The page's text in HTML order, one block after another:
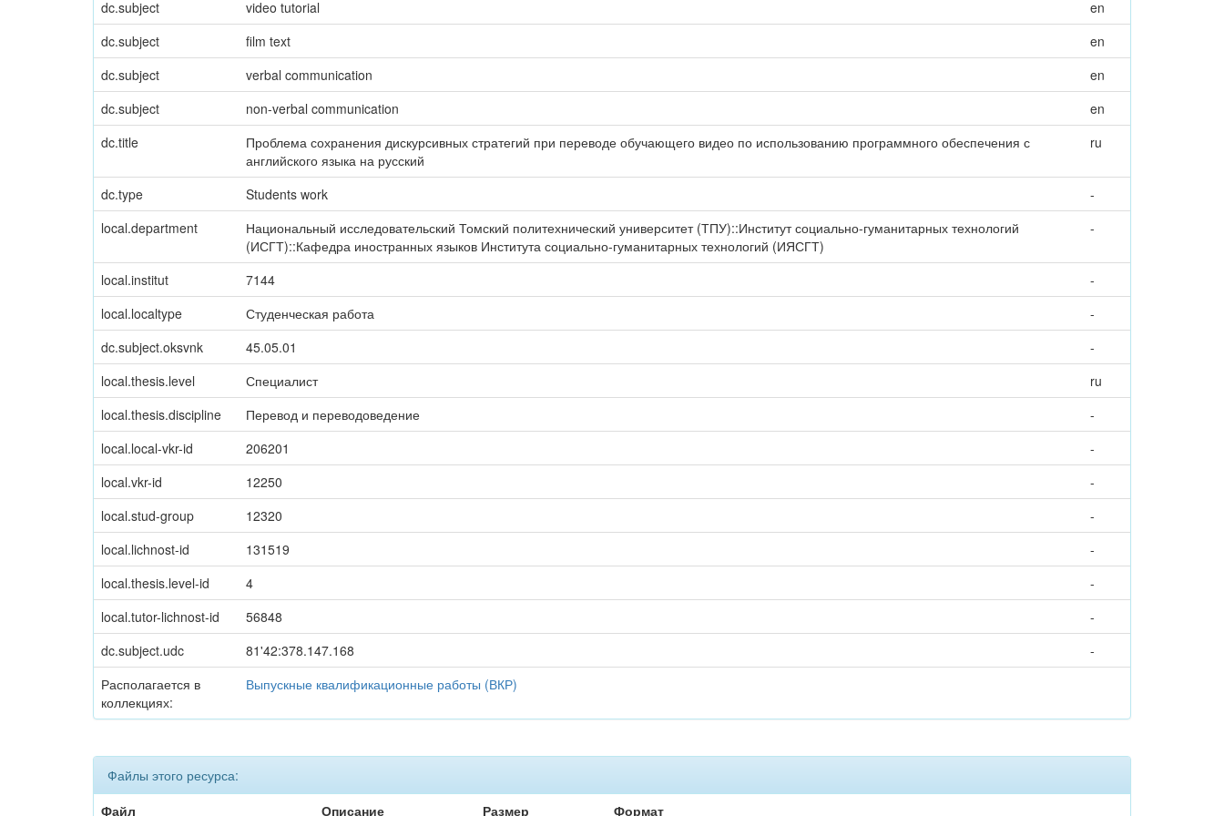
dc.subject
video tutorial
en
dc.subject
film text
en
dc.subject
verbal communication
en
dc.subject
non-verbal communication
en
dc.title
Проблема сохранения дискурсивных стратегий при переводе обучающего видео по использованию программного обеспечения с
английского языка на русский
ru
dc.type Students work
-
local.department
Национальный исследовательский Томский политехнический университет (ТПУ)::Институт социально-гуманитарных технологий
(ИСГТ)::Кафедра иностранных языков Института социально-гуманитарных технологий (ИЯСГТ)
-
local.institut 7144
-
local.localtype
Студенческая работа
-
dc.subject.oksvnk
45.05.01
-
local.thesis.level
Специалист
ru
local.thesis.discipline
Перевод и переводоведение
-
local.local-vkr-id
206201
-
local.vkr-id
12250
-
local.stud-group
12320
-
local.lichnost-id
131519
-
local.thesis.level-id
4
-
local.tutor-lichnost-id
56848
-
dc.subject.udc
81'42:378.147.168
-
Располагается в
коллекциях:
Выпускные квалификационные работы (ВКР)
Файлы этого ресурса:
Файл
Описание Размер Формат